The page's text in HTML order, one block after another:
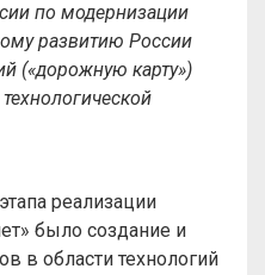
по модернизации
развитию России
(«дорожную карту»)
реализации
было создание и
в области технологий